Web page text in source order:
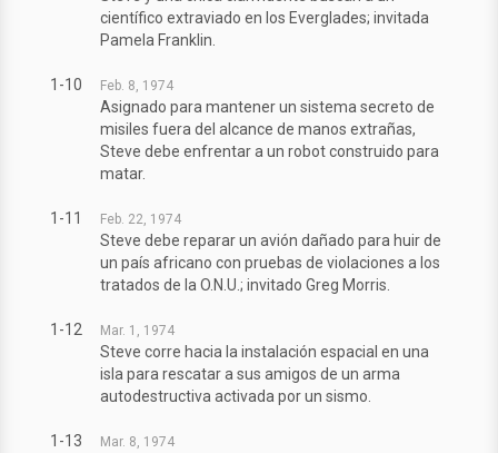
científico extraviado en los Everglades; invitada
Pamela Franklin.
1-10 Feb. 8, 1974
Asignado para mantener un sistema secreto de
misiles fuera del alcance de manos extrañas,
Steve debe enfrentar a un robot construido para
matar.
1-11 Feb. 22, 1974
Steve debe reparar un avión dañado para huir de
un país africano con pruebas de violaciones a los
tratados de la O.N.U.; invitado Greg Morris.
1-12 Mar. 1, 1974
Steve corre hacia la instalación espacial en una
isla para rescatar a sus amigos de un arma
autodestructiva activada por un sismo.
1-13 Mar. 8, 1974